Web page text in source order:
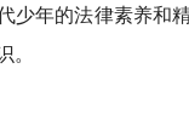
少年的法律素养和